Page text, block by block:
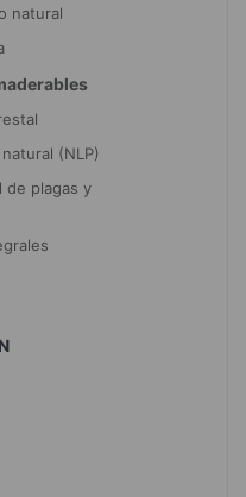
natural
(NLP)
de plagas y